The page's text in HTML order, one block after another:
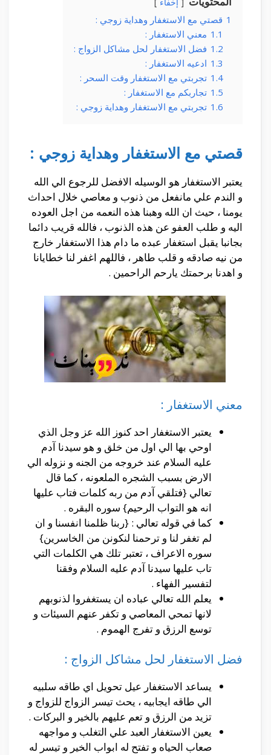
1 قصتي مع الاستغفار وهداية زوجي :
1.1 معني الاستغفار :
1.2 فضل الاستغفار لحل مشاكل الزواج :
1.3 ادعيه الاستغفار :
1.4 تجربتي مع الاستغفار وقت السحر :
1.5 تجاربكم مع الاستغفار :
1.6 تجربتي مع الاستغفار وهداية زوجي :
قصتي مع الاستغفار وهداية زوجي :
يعتبر الاستغفار هو الوسيله الافضل للرجوع الي الله
و الندم علي مانفعل من ذنوب و معاصي خلال احداث
يومنا ، حيث ان الله وهبنا هذه النعمه من اجل العوده
اليه و طلب العفو عن هذه الذنوب ، فالله قريب دائما
بجانبا يقبل استغفار عبده ما دام هذا الاستغفار خارج
من نيه صادقه و قلب طاهر ، فاللهم اغفر لنا خطايانا
و اهدنا برحمتك يارحم الراحمين .
معني الاستغفار :
يعتبر الاستغفار احد كنوز الله عز وجل الذي
اوحي بها الي اول من خلق و هو سيدنا آدم
عليه السلام عند خروجه من الجنه و نزوله الي
الارض بسبب الشجره الملعونه ، كما قال
تعالي {فتلقي آدم من ربه كلمات فتاب عليها
انه هو التواب الرحيم} سوره البقره .
كما في قوله تعالي : {ربنا ظلمنا انفسنا و ان
لم تغفر لنا و ترحمنا لنكونن من الخاسرين}
سوره الاعراف ، تعتبر تلك هي الكلمات التي
تاب عليها سيدنا آدم عليه السلام وفقنا
لتفسير الفهاء .
يعلم الله تعالي عباده ان يستغفروا لذنوبهم
لانها تمحي المعاصي و تكفر عنهم السيئات و
توسع الرزق و تفرج الهموم .
فضل الاستغفار لحل مشاكل الزواج :
يساعد الاستغفار عيل تحويل اي طاقه سلبيه
الي طاقه ايجابيه ، يحث تيسر الزواج للزواج و
تزيد من الرزق و تعم عليهم بالخير و البركات .
يعين الاستغفار العبد علي التغلب و مواجهه
صعاب الحياه و تفتح له ابواب الخير و تيسر له